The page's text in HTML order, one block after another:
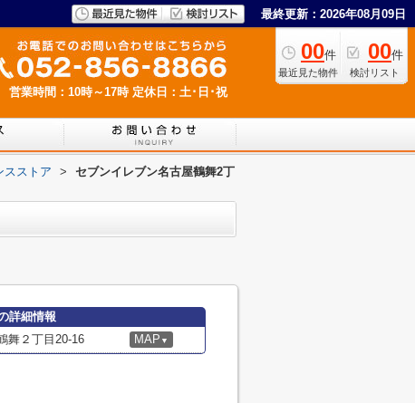
最終更新：2026年08月09日
00件
最近見た物件
00件
検討リスト
営業時間：10時～17時 定休日：土･日･祝
スストア >
セブンイレブン名古屋鶴舞2丁
詳細情報
舞２丁目20-16 MAP ▼